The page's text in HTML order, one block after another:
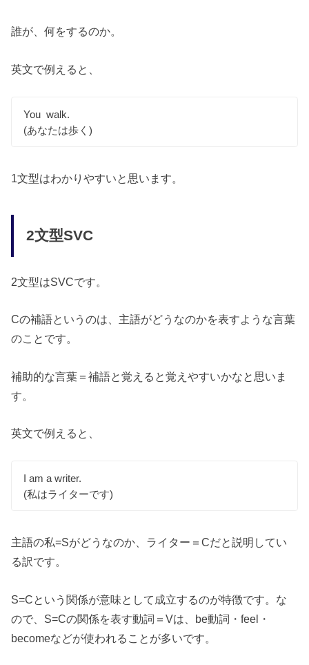
誰が、何をするのか。
英文で例えると、
You walk.
(あなたは歩く)
1文型はわかりやすいと思います。
2文型SVC
2文型はSVCです。
Cの補語というのは、主語がどうなのかを表すような言葉
のことです。
補助的な言葉＝補語と覚えると覚えやすいかなと思いま
す。
英文で例えると、
I am a writer.
(私はライターです)
主語の私=Sがどうなのか、ライター＝Cだと説明してい
る訳です。
S=Cという関係が意味として成立するのが特徴です。な
ので、S=Cの関係を表す動詞＝Vは、be動詞・feel・
becomeなどが使われることが多いです。